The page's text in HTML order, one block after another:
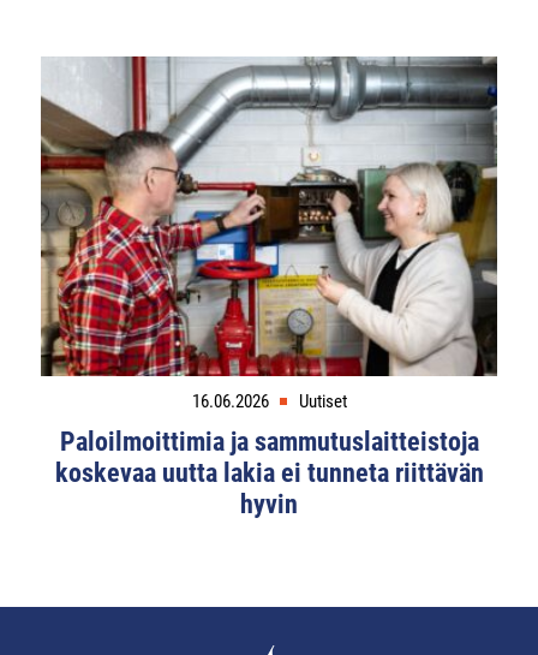
16.06.2026 Uutiset
Paloilmoittimia ja sammutuslaitteistoja
koskevaa uutta lakia ei tunneta riittävän
hyvin